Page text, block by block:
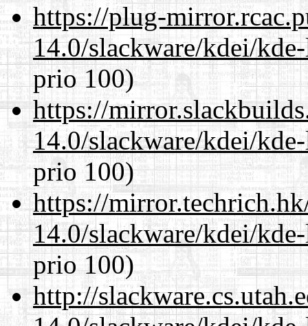
https://plug-
14.0/slackware/kdei/
prio 100)
https://
14.0/slackware/kdei/
prio 100)
https://
14.0/slackware/kdei/
prio 100)
http://